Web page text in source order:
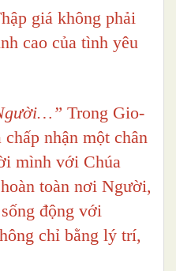
giá không phải
cao của tình yêu
Trong Gio-
nhận một chân
mình với Chúa
toàn nơi Người,
động với
chỉ bằng lý trí,